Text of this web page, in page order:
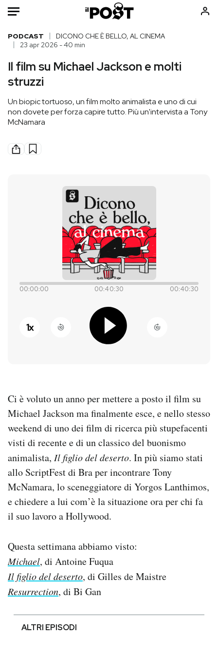
Auto
Italia
Politica
Tecnologia
Scienza
Consumismi
NEWSLETTER
AREA PERSONALE
Entra
PODCAST
DICONO CHE È BELLO, AL CINEMA
23 apr 2026 - 40 min
Il film su Michael Jackson e molti
struzzi
Un biopic tortuoso, un film molto animalista e uno di cui
non dovete per forza capire tutto. Più un'intervista a Tony
McNamara
00:00:00 00:40:30 00:40:30
1x
Ci è voluto un anno per mettere a posto il film su
Michael Jackson ma finalmente esce, e nello stesso
weekend di uno dei film di ricerca più stupefacenti
visti di recente e di un classico del buonismo
animalista, Il figlio del deserto. In più siamo stati
allo ScriptFest di Bra per incontrare Tony
McNamara, lo sceneggiatore di Yorgos Lanthimos,
e chiedere a lui com’è la situazione ora per chi fa
il suo lavoro a Hollywood.
Questa settimana abbiamo visto:
Michael, di Antoine Fuqua
Il figlio del deserto, di Gilles de Maistre
Resurrection, di Bi Gan
ALTRI EPISODI